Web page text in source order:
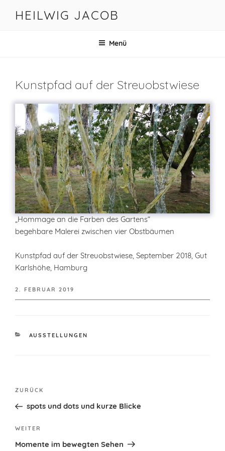
InhaltHEILWIG JACOB
Menü
Kunstpfad auf der Streuobstwiese
„Hommage an die Farben des Gartens“
begehbare Malerei zwischen vier Obstbäumen
Kunstpfad auf der Streuobstwiese, September 2018, Gut
Karlshöhe, Hamburg
VERÖFFENTLICHT
AM
2. FEBRUAR 2019
KATEGORIEN
AUSSTELLUNGEN
Beitragsnavigation
Vorheriger
Beitrag
ZURÜCK
spots und dots und kurze Blicke
Nächster
Beitrag
WEITER
Momente im bewegten Sehen